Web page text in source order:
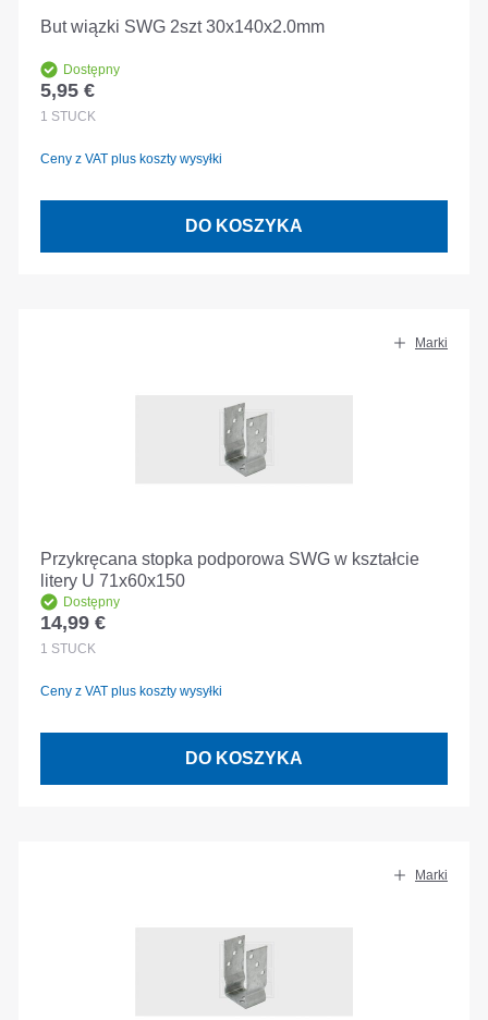
But wiązki SWG 2szt 30x140x2.0mm
Dostępny
Cena regularna:
5,95 €
1 STÜCK
Ceny z VAT plus koszty wysyłki
DO KOSZYKA
Marki
Przykręcana stopka podporowa SWG w kształcie
litery U 71x60x150
Dostępny
Cena regularna:
14,99 €
1 STÜCK
Ceny z VAT plus koszty wysyłki
DO KOSZYKA
Marki